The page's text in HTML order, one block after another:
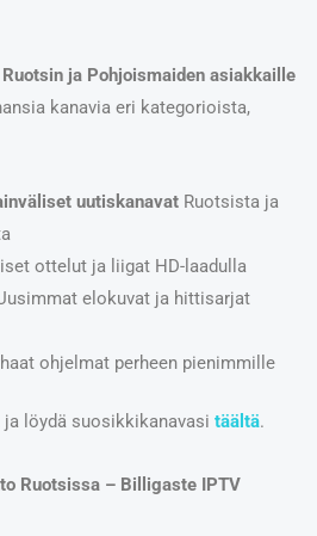
ja Pohjoismaiden asiakkaille
kanavia eri kategorioista,
uutiskanavatRuotsista ja
ottelut ja liigat HD-laadulla
elokuvat ja hittisarjat
ohjelmat perheen pienimmille
löydä suosikkikanavasi täältä.
Ruotsissa – Billigaste IPTV